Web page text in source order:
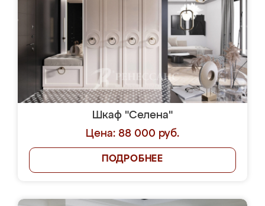
Шкаф "Селена"
Цена: 88 000 руб.
ПОДРОБНЕЕ